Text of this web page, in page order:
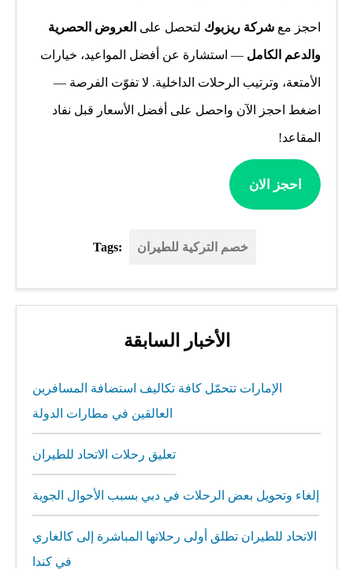
احجز مع شركة ريزبوك لتحصل على العروض الحصرية
والدعم الكامل — استشارة عن أفضل المواعيد، خيارات
الأمتعة، وترتيب الرحلات الداخلية. لا تفوّت الفرصة —
اضغط احجز الآن واحصل على أفضل الأسعار قبل نفاد
المقاعد!
احجز الان
Tags: خصم التركية للطيران
الأخبار السابقة
الإمارات تتحمّل كافة تكاليف استضافة المسافرين
العالقين في مطارات الدولة
تعليق رحلات الاتحاد للطيران
إلغاء وتحويل بعض الرحلات في دبي بسبب الأحوال الجوية
الاتحاد للطيران تطلق أولى رحلاتها المباشرة إلى كالغاري
في كندا